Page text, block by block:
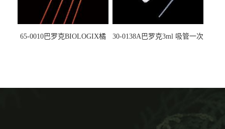
65-0010巴罗克BIOLOGIX橘
30-0138A巴罗克3ml 吸管一次